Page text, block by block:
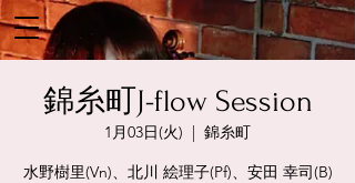
錦糸町J-flow Session
1月03日(火)
  |
錦糸町
水野樹里(Vn)、北川 絵理子(Pf)、安田 幸司(B)